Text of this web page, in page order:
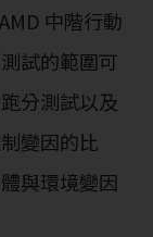
中階行動
試的範圍可
分測試以及
變因的比
與環境變因